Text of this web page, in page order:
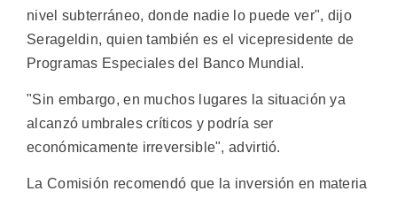
nivel subterráneo, donde nadie lo puede ver", dijo
Serageldin, quien también es el vicepresidente de
Programas Especiales del Banco Mundial.
"Sin embargo, en muchos lugares la situación ya
alcanzó umbrales críticos y podría ser
económicamente irreversible", advirtió.
La Comisión recomendó que la inversión en materia